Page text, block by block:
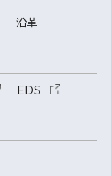
沿革
EDS